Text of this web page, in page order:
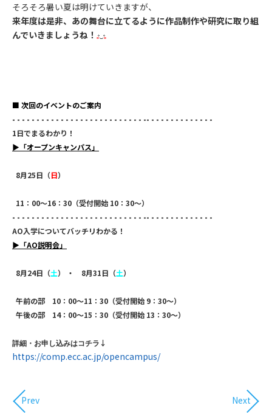
そろそろ暑い夏は明けていきますが、
来年度は是非、あの舞台に立てるように作品制作や研究に取り組
んでいきましょうね！
■ 次回のイベントのご案内
- - - - - - - - - - - - - - - - - - - - - - - - - - - -- - - - - - - - - - - - - -
1日でまるわかり！
▶ 「オープンキャンパス」
8月25日（日）
11：00～16：30（受付開始 10：30～）
- - - - - - - - - - - - - - - - - - - - - - - - - - - -- - - - - - - - - - - - - -
AO入学についてバッチリわかる！
▶ 「AO説明会」
8月24日（土） ・ 8月31日（土）
午前の部 10：00～11：30（受付開始 9：30～）
午後の部 14：00～15：30（受付開始 13：30～）
詳細・お申し込みはコチラ ↓
https://comp.ecc.ac.jp/opencampus/
Prev Next